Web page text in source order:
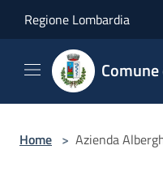
Regione Lombardia
Home > Azienda